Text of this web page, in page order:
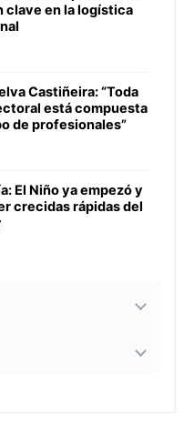
clave en la logística
Castiñeira: “Toda
está compuesta
de profesionales”
El Niño ya empezó y
crecidas rápidas del
BIM ganan terreno en